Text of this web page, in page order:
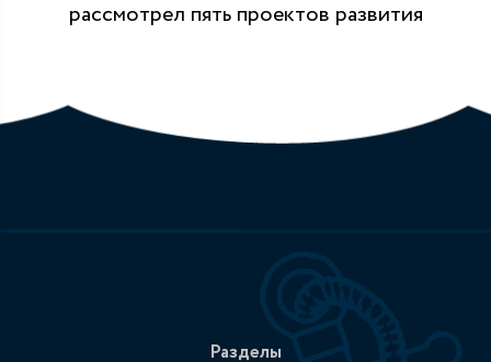
рассмотрел пять проектов развития
Разделы